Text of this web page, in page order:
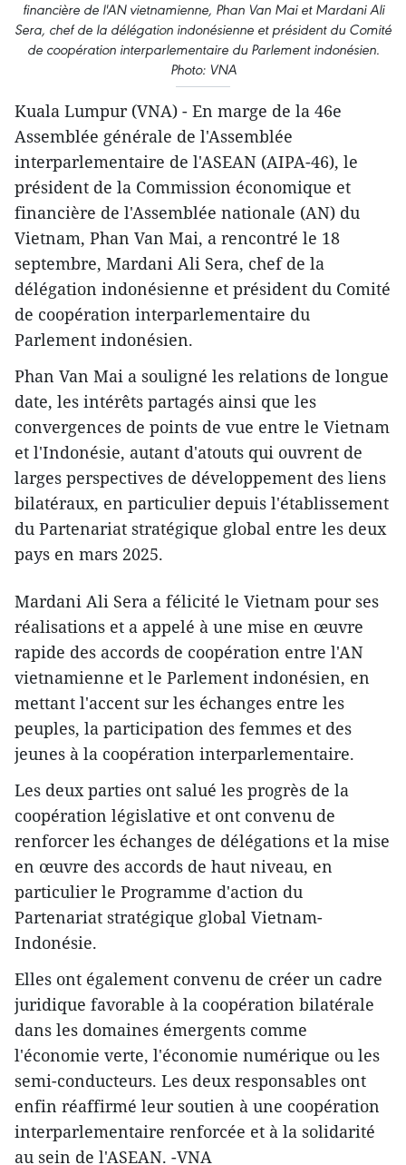
financière de l'AN vietnamienne, Phan Van Mai et Mardani Ali
Sera, chef de la délégation indonésienne et président du Comité
de coopération interparlementaire du Parlement indonésien.
Photo: VNA
Kuala Lumpur (VNA) - En marge de la 46e
Assemblée générale de l'Assemblée
interparlementaire de l'ASEAN (AIPA-46), le
président de la Commission économique et
financière de l'Assemblée nationale (AN) du
Vietnam, Phan Van Mai, a rencontré le 18
septembre, Mardani Ali Sera, chef de la
délégation indonésienne et président du Comité
de coopération interparlementaire du
Parlement indonésien.
Phan Van Mai a souligné les relations de longue
date, les intérêts partagés ainsi que les
convergences de points de vue entre le Vietnam
et l'Indonésie, autant d'atouts qui ouvrent de
larges perspectives de développement des liens
bilatéraux, en particulier depuis l'établissement
du Partenariat stratégique global entre les deux
pays en mars 2025.
Mardani Ali Sera a félicité le Vietnam pour ses
réalisations et a appelé à une mise en œuvre
rapide des accords de coopération entre l'AN
vietnamienne et le Parlement indonésien, en
mettant l'accent sur les échanges entre les
peuples, la participation des femmes et des
jeunes à la coopération interparlementaire.
Les deux parties ont salué les progrès de la
coopération législative et ont convenu de
renforcer les échanges de délégations et la mise
en œuvre des accords de haut niveau, en
particulier le Programme d'action du
Partenariat stratégique global Vietnam-
Indonésie.
Elles ont également convenu de créer un cadre
juridique favorable à la coopération bilatérale
dans les domaines émergents comme
l'économie verte, l'économie numérique ou les
semi-conducteurs. Les deux responsables ont
enfin réaffirmé leur soutien à une coopération
interparlementaire renforcée et à la solidarité
au sein de l'ASEAN. -VNA